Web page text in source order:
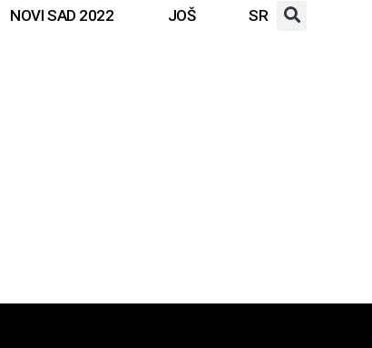
NOVI SAD 2022 JOŠ SR